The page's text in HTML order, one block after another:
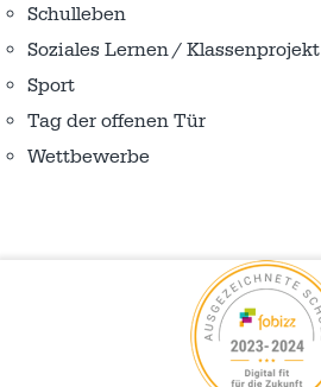
Schulleben
Soziales Lernen / Klassenprojekt
Sport
Tag der offenen Tür
Wettbewerbe